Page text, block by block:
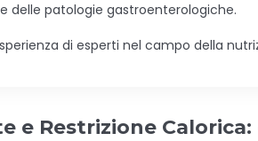
delle patologie gastroenterologiche.
di esperti nel campo della
Restrizione